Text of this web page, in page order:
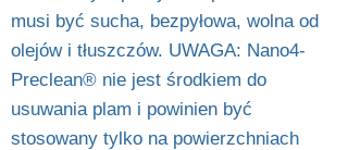
musi być sucha, bezpyłowa, wolna od
olejów i tłuszczów. UWAGA: Nano4-
Preclean® nie jest środkiem do
usuwania plam i powinien być
stosowany tylko na powierzchniach